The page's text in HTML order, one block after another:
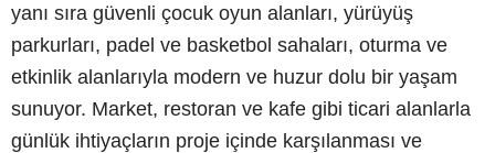
yanı sıra güvenli çocuk oyun alanları, yürüyüş
parkurları, padel ve basketbol sahaları, oturma ve
etkinlik alanlarıyla modern ve huzur dolu bir yaşam
sunuyor. Market, restoran ve kafe gibi ticari alanlarla
günlük ihtiyaçların proje içinde karşılanması ve